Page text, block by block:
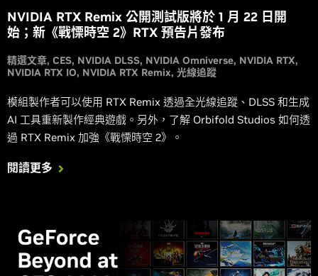
NVIDIA RTX Remix 公開測試版將於 1 月 22 日開
始；新《戰慄時空 2》RTX 預告片發布
精選文章 CES NVIDIA DLSS NVIDIA Omniverse NVIDIA RTX
NVIDIA RTX IO NVIDIA RTX Remix 光線追蹤
模組製作者可以使用 RTX Remix 透過全光線追蹤、DLSS 和生成
AI 工具重新製作經典遊戲。另外，了解 Orbifold Studios 如何透
過 RTX Remix 加強《戰慄時空 2》。
閱讀更多